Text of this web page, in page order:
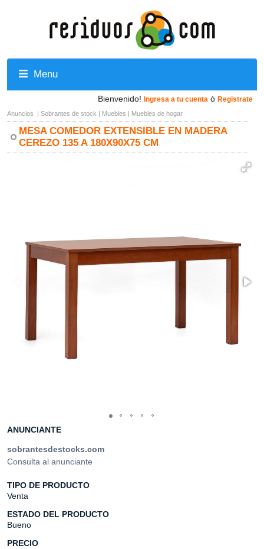
Menu
Bienvenido! Ingresa a tu cuenta ó Registrate
Anuncios | Sobrantes de stock | Muebles | Muebles de hogar
MESA COMEDOR EXTENSIBLE EN MADERA
CEREZO 135 A 180X90X75 CM
ANUNCIANTE
sobrantesdestocks.com
Consulta al anunciante
TIPO DE PRODUCTO
Venta
ESTADO DEL PRODUCTO
Bueno
PRECIO